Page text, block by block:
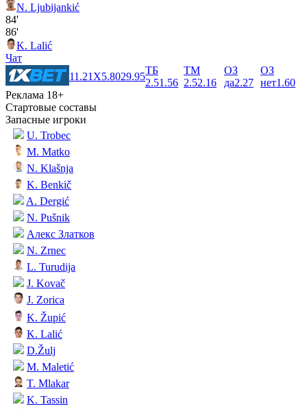
N. Ljubijankić
84'
86'
K. Lalić
Чат
11.21 X5.8029.95
ТБ
2.51.56
ТМ
2.52.16
ОЗ
да2.27
ОЗ
нет1.60
Реклама 18+
Стартовые составы
Запасные игроки
U. Trobec
M. Matko
N. Klašnja
K. Benkič
A. Dergić
N. Pušnik
Алекс Златков
N. Zrnec
L. Turudija
J. Kovač
J. Zorica
K. Župić
K. Lalić
D.Žulj
M. Maletić
T. Mlakar
K. Tassin